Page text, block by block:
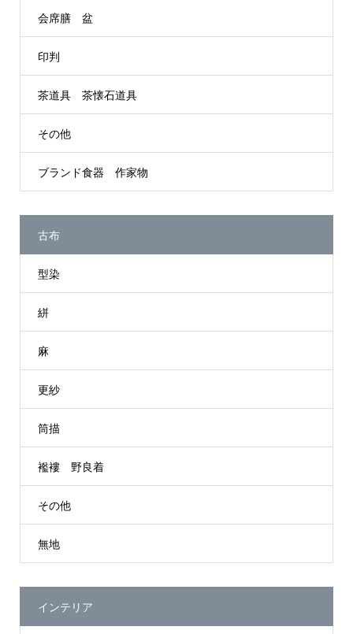
会席膳 盆
印判
茶道具 茶懐石道具
その他
ブランド食器 作家物
古布
型染
絣
麻
更紗
筒描
襤褸 野良着
その他
無地
インテリア